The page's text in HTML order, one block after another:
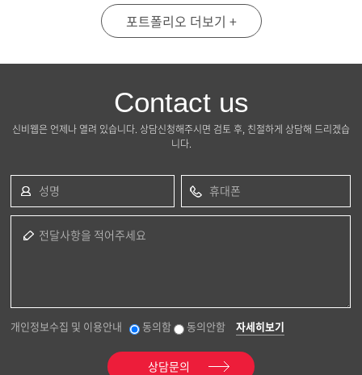
포트폴리오 더보기 +
Contact us
신비웹은 언제나 열려 있습니다. 상담신청해주시면 검토 후, 친절하게 상담해 드리겠습
니다.
성명 휴대폰
전달사항을 적어주세요
개인정보수집 및 이용안내 동의함 동의안함 자세히보기
상담문의